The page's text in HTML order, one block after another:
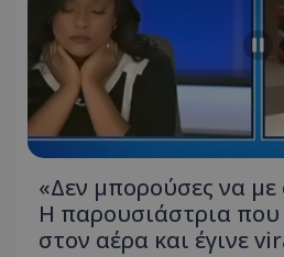
«Δεν μπορούσες να με
Η παρουσιάστρια
στον αέρα και έγινε